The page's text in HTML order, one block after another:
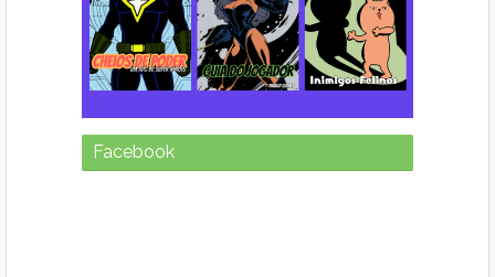
Facebook